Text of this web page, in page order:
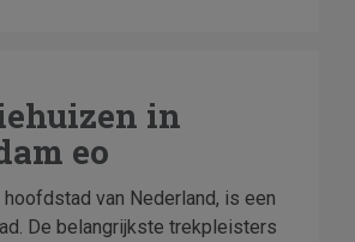
in
eo
hoofdstad van Nederland, is een
De belangrijkste trekpleisters